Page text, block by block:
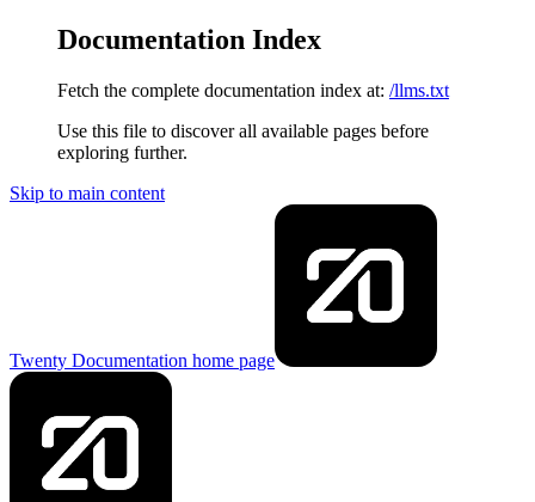
Documentation Index
Fetch the complete documentation index at: /llms.txt
Use this file to discover all available pages before
exploring further.
Skip to main content
Twenty Documentation home page